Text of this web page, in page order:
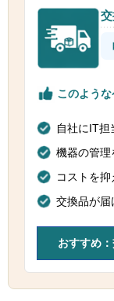
このよう
自社にIT担
機器の管理
コストを抑
交換品が届
おすすめ